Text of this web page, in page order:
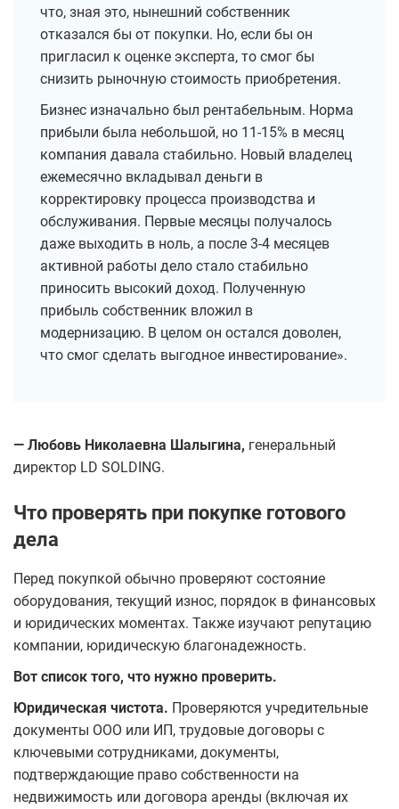
что, зная это, нынешний собственник
отказался бы от покупки. Но, если бы он
пригласил к оценке эксперта, то смог бы
снизить рыночную стоимость приобретения.
Бизнес изначально был рентабельным. Норма
прибыли была небольшой, но 11-15% в месяц
компания давала стабильно. Новый владелец
ежемесячно вкладывал деньги в
корректировку процесса производства и
обслуживания. Первые месяцы получалось
даже выходить в ноль, а после 3-4 месяцев
активной работы дело стало стабильно
приносить высокий доход. Полученную
прибыль собственник вложил в
модернизацию. В целом он остался доволен,
что смог сделать выгодное инвестирование».
— Любовь Николаевна Шалыгина, генеральный
директор LD SOLDING.
Что проверять при покупке готового
дела
Перед покупкой обычно проверяют состояние
оборудования, текущий износ, порядок в финансовых
и юридических моментах. Также изучают репутацию
компании, юридическую благонадежность.
Вот список того, что нужно проверить.
Юридическая чистота. Проверяются учредительные
документы ООО или ИП, трудовые договоры с
ключевыми сотрудниками, документы,
подтверждающие право собственности на
недвижимость или договора аренды (включая их